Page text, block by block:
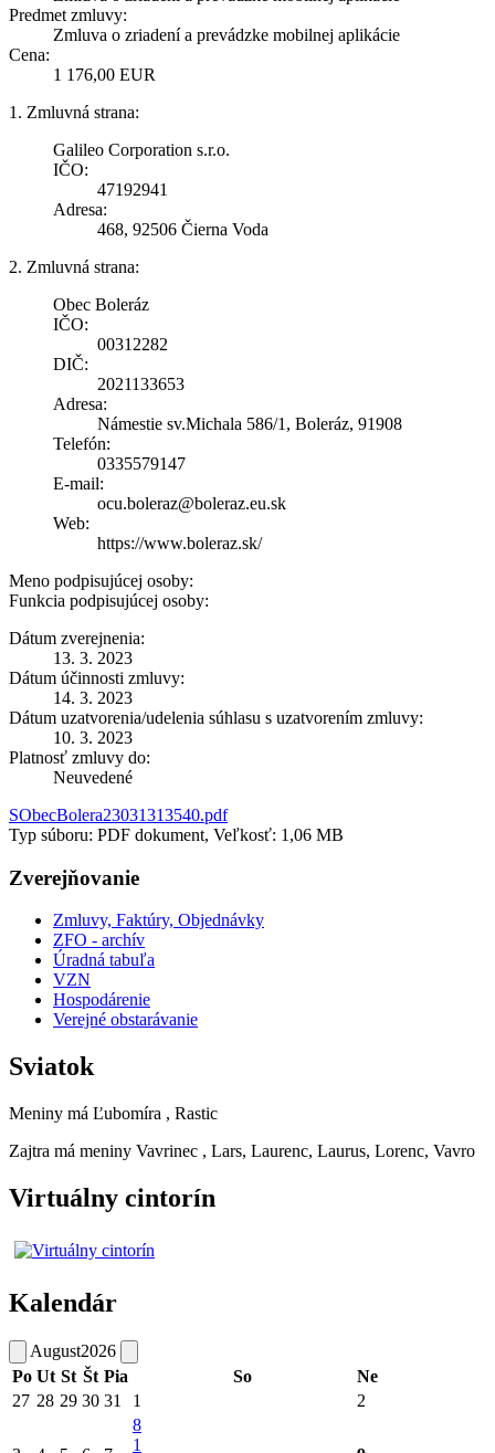
Predmet zmluvy:
Zmluva o zriadení a prevádzke mobilnej aplikácie
Cena:
1 176,00 EUR
1. Zmluvná strana:
Galileo Corporation s.r.o.
IČO:
47192941
Adresa:
468, 92506 Čierna Voda
2. Zmluvná strana:
Obec Boleráz
IČO:
00312282
DIČ:
2021133653
Adresa:
Námestie sv.Michala 586/1, Boleráz, 91908
Telefón:
0335579147
E-mail:
ocu.boleraz@boleraz.eu.sk
Web:
https://www.boleraz.sk/
Meno podpisujúcej osoby:
Funkcia podpisujúcej osoby:
Dátum zverejnenia:
13. 3. 2023
Dátum účinnosti zmluvy:
14. 3. 2023
Dátum uzatvorenia/udelenia súhlasu s uzatvorením zmluvy:
10. 3. 2023
Platnosť zmluvy do:
Neuvedené
SObecBolera23031313540.pdf
Typ súboru: PDF dokument, Veľkosť: 1,06 MB
Zverejňovanie
Zmluvy, Faktúry, Objednávky
ZFO - archív
Úradná tabuľa
VZN
Hospodárenie
Verejné obstarávanie
Sviatok
Meniny má Ľubomíra , Rastic
Zajtra má meniny Vavrinec , Lars, Laurenc, Laurus, Lorenc, Vavro
Virtuálny cintorín
Kalendár
August2026
Po Ut St Št Pia So
Ne
27 28 29 30 31 1 2
8
1